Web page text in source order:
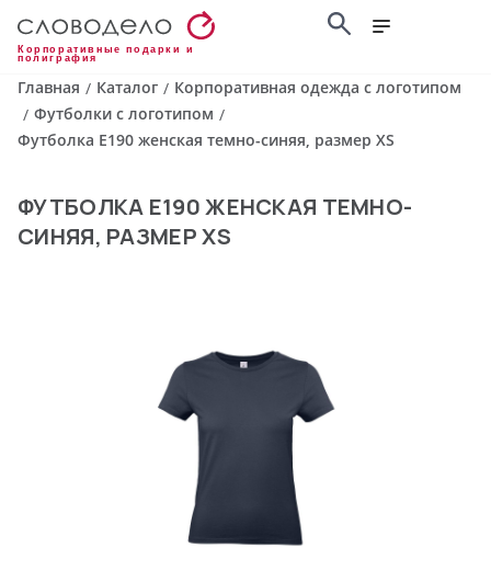
Корпоративные подарки и
полиграфия
Главная / Каталог / Корпоративная одежда с логотипом
/ Футболки с логотипом /
Футболка E190 женская темно-синяя, размер XS
ФУТБОЛКА E190 ЖЕНСКАЯ ТЕМНО-
СИНЯЯ, РАЗМЕР XS